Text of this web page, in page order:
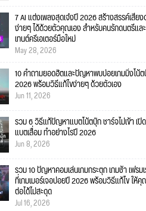
7 AI แต่งเพลงสุดเจ๋งปี 2026 สร้างสรรค์เสีย
ง่ายๆ ได้ด้วยตัวคุณเอง สำหรับคนรักดนตรีแล
เทนต์ครีเอเตอร์มือใหม่
May 28, 2026
10 คำถามยอดฮิตและปัญหาพบบ่อยเกมมิ่งโน้
2026 พร้อมวิธีแก้ไขง่ายๆ ด้วยตัวเอง
Jun 11, 2026
รวม 6 วิธีแก้ปัญหาแบตโน้ตบุ๊ก ชาร์จไม่เข้า เปิ
แบตเสื่อม ทำอย่างไรปี 2026
Jun 8, 2026
รวม 10 ปัญหาคอมเล่นเกมกระตุก เกมช้า เฟรม
ที่เกมเมอร์เจอบ่อยปี 2026 พร้อมวิธีแก้ไข ให้
ต่อได้ไม่สะดุด
Jul 16, 2026